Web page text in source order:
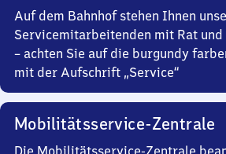
Auf dem Bahnhof stehen Ihnen
Servicemitarbeitenden mit Rat und
– achten Sie auf die burgundy
mit der Aufschrift „Service“
Mobilitätsservice-Zentrale
Die Mobilitätsservice-Zentrale